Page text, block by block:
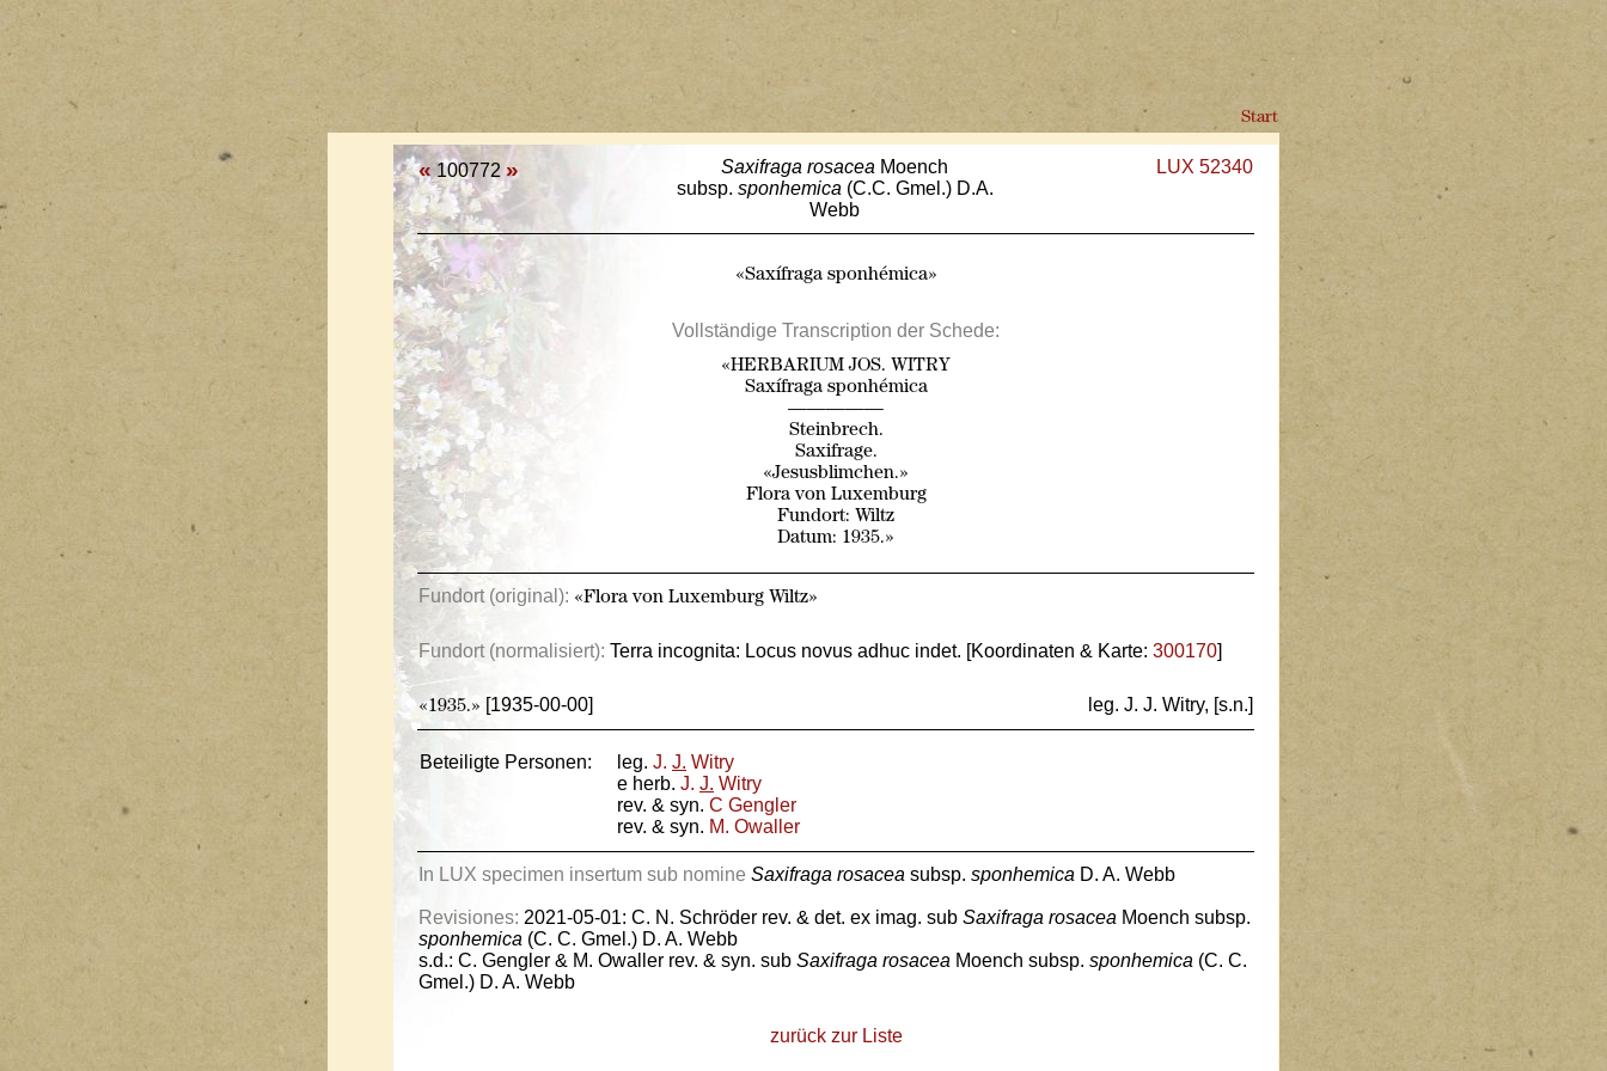
Start
« 100772 » Saxifraga rosacea Moench
subsp. sponhemica (C.C. Gmel.) D.A.
Webb
LUX 52340
«Saxífraga sponhémica»
Vollständige Transcription der Schede:
«HERBARIUM JOS. WITRY
Saxífraga sponhémica
—————
Steinbrech.
Saxifrage.
«Jesusblimchen.»
Flora von Luxemburg
Fundort: Wiltz
Datum: 1935.»
Fundort (original): «Flora von Luxemburg Wiltz»
Fundort (normalisiert): Terra incognita: Locus novus adhuc indet. [Koordinaten & Karte: 300170]
«1935.» [1935-00-00] leg. J. J. Witry, [s.n.]
Beteiligte Personen: leg. J. J. Witry
e herb. J. J. Witry
rev. & syn. C Gengler
rev. & syn. M. Owaller
In LUX specimen insertum sub nomine Saxifraga rosacea subsp. sponhemica D. A. Webb
Revisiones: 2021-05-01: C. N. Schröder rev. & det. ex imag. sub Saxifraga rosacea Moench subsp.
sponhemica (C. C. Gmel.) D. A. Webb
s.d.: C. Gengler & M. Owaller rev. & syn. sub Saxifraga rosacea Moench subsp. sponhemica (C. C.
Gmel.) D. A. Webb
zurück zur Liste